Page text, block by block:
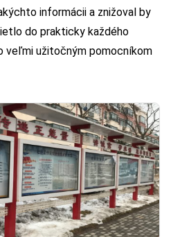
informácii a znižoval by
do prakticky každého
veľmi užitočným pomocníkom